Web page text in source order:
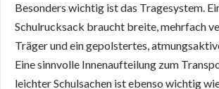
Besonders wichtig ist das Tragesystem.
Schulrucksack braucht breite, mehrfach
Träger und ein gepolstertes,
Eine sinnvolle Innenaufteilung zum
leichter Schulsachen ist ebenso wichtig